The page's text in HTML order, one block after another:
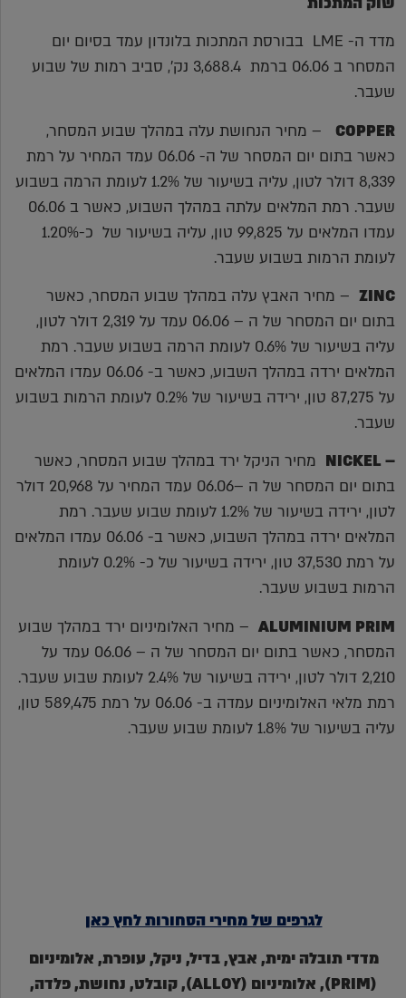
מדד ה- LME בבורסת המתכות בלונדון עמד בסיום יום
המסחר ב 06.06 ברמת 3,688.4 נק', סביב רמות של שבוע
שעבר.
COPPER – מחיר הנחושת עלה במהלך שבוע המסחר,
כאשר בתום יום המסחר של ה- 06.06 עמד המחיר על רמת
8,339 דולר לטון, עליה בשיעור של 1.2% לעומת הרמה בשבוע
שעבר. רמת המלאים עלתה במהלך השבוע, כאשר ב 06.06
עמדו המלאים על 99,825 טון, עליה בשיעור של כ-1.20%
לעומת הרמות בשבוע שעבר.
ZINC – מחיר האבץ עלה במהלך שבוע המסחר, כאשר
בתום יום המסחר של ה – 06.06 עמד על 2,319 דולר לטון,
עליה בשיעור של 0.6% לעומת הרמה בשבוע שעבר. רמת
המלאים ירדה במהלך השבוע, כאשר ב- 06.06 עמדו המלאים
על 87,275 טון, ירידה בשיעור של 0.2% לעומת הרמות בשבוע
שעבר.
– NICKEL
מחיר הניקל ירד במהלך שבוע המסחר, כאשר
בתום יום המסחר של ה –06.06 עמד המחיר על 20,968 דולר
לטון, ירידה בשיעור של 1.2% לעומת שבוע שעבר. רמת
המלאים ירדה במהלך השבוע, כאשר ב- 06.06 עמדו המלאים
על רמת 37,530 טון, ירידה בשיעור של כ- 0.2% לעומת
הרמות בשבוע שעבר.
ALUMINIUM PRIM – מחיר האלומיניום ירד במהלך שבוע
המסחר, כאשר בתום יום המסחר של ה – 06.06 עמד על
2,210 דולר לטון, ירידה בשיעור של 2.4% לעומת שבוע שעבר.
רמת מלאי האלומיניום עמדה ב- 06.06 על רמת 589,475 טון,
עליה בשיעור של 1.8% לעומת שבוע שעבר.
לגרפים של מחירי הסחורות לחץ כאן
מדדי תובלה ימית, אבץ, בדיל, ניקל, עופרת, אלומיניום
(PRIM), אלומיניום (ALLOY), קובלט, נחושת, פלדה,